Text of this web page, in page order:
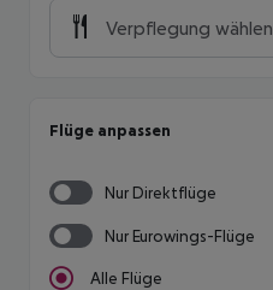
Verpflegung wählen
Flüge anpassen
Nur Direktflüge
Nur Eurowings-Flüge
Alle Flüge